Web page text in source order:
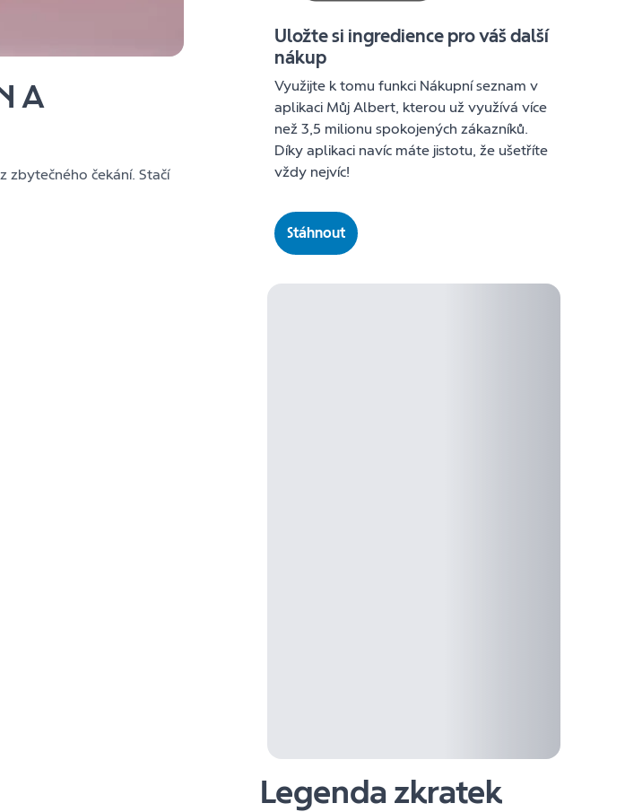
A
zbytečného čekání. Stačí
Uložte si ingredience pro váš další
nákup
Využijte k tomu funkci Nákupní seznam v
aplikaci Můj Albert, kterou už využívá více
než 3,5 milionu spokojených zákazníků.
Díky aplikaci navíc máte jistotu, že ušetříte
vždy nejvíc!
Stáhnout
Legenda zkratek